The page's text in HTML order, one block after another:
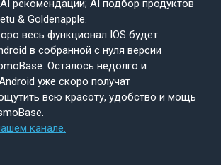
рекомендации; AI подбор продуктов
& Goldenapple.
весь функционал IOS будет
в собранной с нуля версии
Осталось недолго и
уже скоро получат
всю красоту, удобство и мощь
канале.